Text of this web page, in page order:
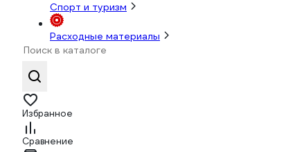
Спорт и туризм
Расходные материалы
Избранное
Сравнение